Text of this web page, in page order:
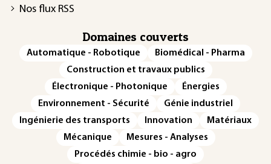
Nos flux RSS
Domaines couverts
Automatique - Robotique
Biomédical - Pharma
Construction et travaux publics
Électronique - Photonique
Énergies
Environnement - Sécurité
Génie industriel
Ingénierie des transports
Innovation
Matériaux
Mécanique
Mesures - Analyses
Procédés chimie - bio - agro